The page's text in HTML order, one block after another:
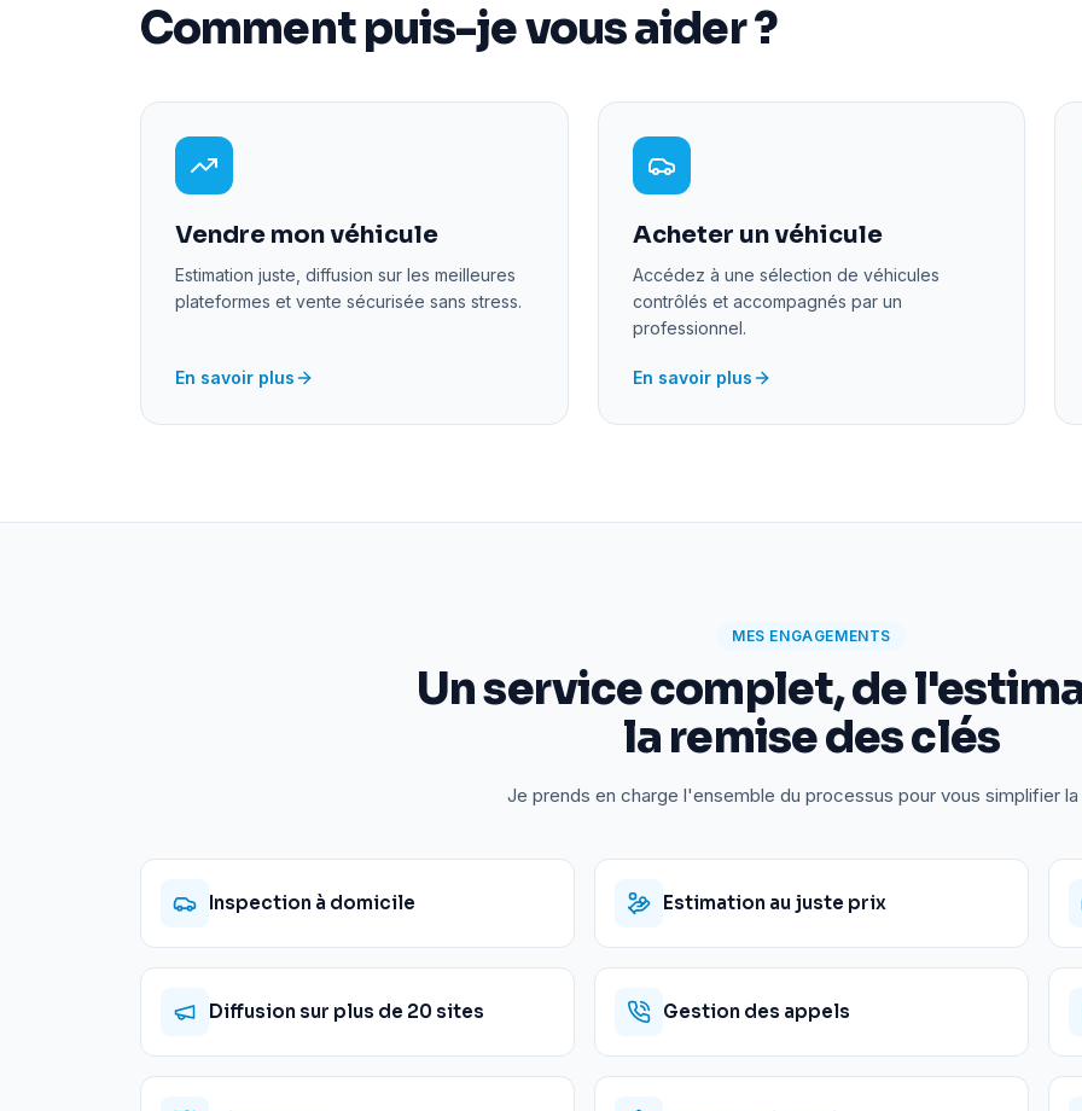
Comment puis-je vous aider ?
Vendre mon véhicule
Estimation juste, diffusion sur les meilleures
plateformes et vente sécurisée sans stress.
En savoir plus
Acheter un véhicule
Accédez à une sélection de véhicules
contrôlés et accompagnés par un
professionnel.
En savoir plus
MES ENGAGEMENTS
Un service complet, de
la remise des clés
Je prends en charge l'ensemble du processus pour vous simplifier la
Inspection à domicile Estimation au juste prix
Diffusion sur plus de 20 sites Gestion des appels